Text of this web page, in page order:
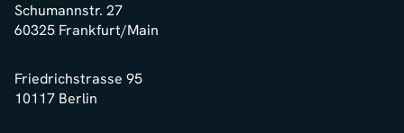
Schumannstr. 27
60325 Frankfurt/Main
Friedrichstrasse 95
10117 Berlin